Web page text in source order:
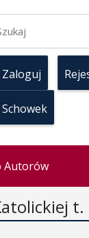
Zaloguj
Schowek
Autorów